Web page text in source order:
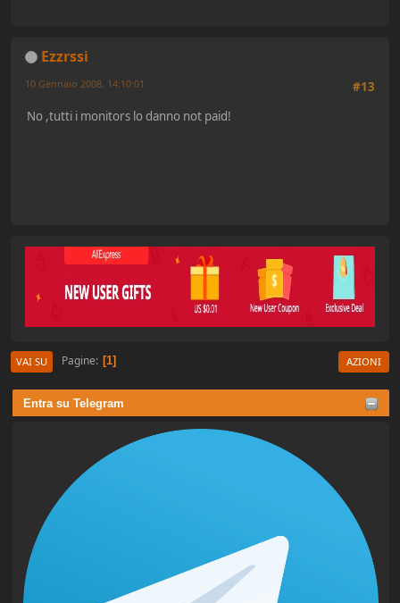
Entra su Telegram
Ezzrssi
#13
10 Gennaio 2008, 14:10:01
No ,tutti i monitors lo danno not paid!
VAI SU Pagine 1 AZIONI